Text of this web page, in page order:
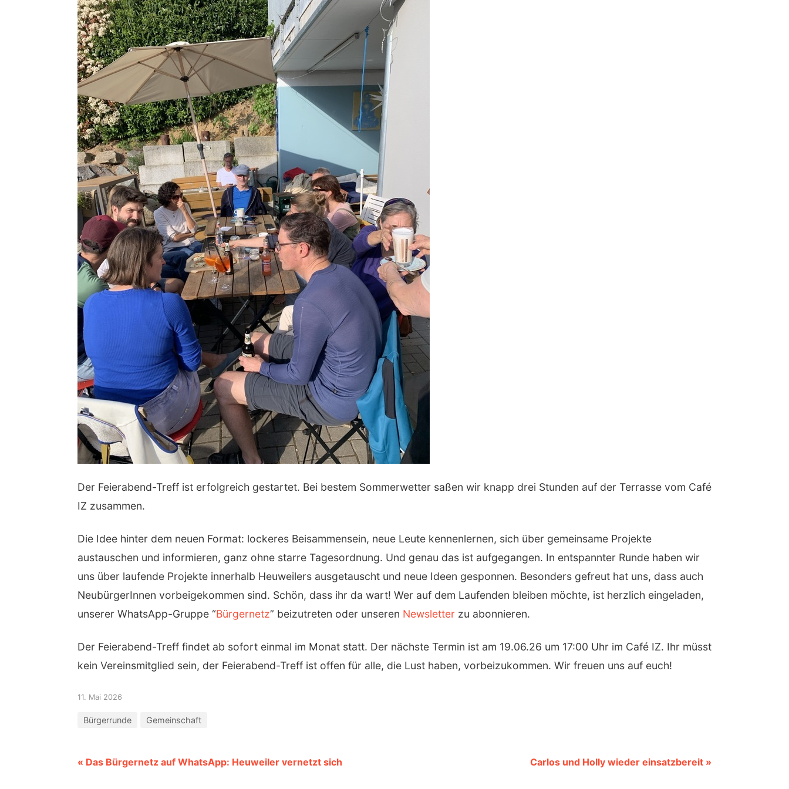
Der Feierabend-Treff ist erfolgreich gestartet. Bei bestem Sommerwetter saßen wir knapp drei Stunden auf der Terrasse vom Café
IZ zusammen.
Die Idee hinter dem neuen Format: lockeres Beisammensein, neue Leute kennenlernen, sich über gemeinsame Projekte
austauschen und informieren, ganz ohne starre Tagesordnung. Und genau das ist aufgegangen. In entspannter Runde haben wir
uns über laufende Projekte innerhalb Heuweilers ausgetauscht und neue Ideen gesponnen. Besonders gefreut hat uns, dass auch
NeubürgerInnen vorbeigekommen sind. Schön, dass ihr da wart! Wer auf dem Laufenden bleiben möchte, ist herzlich eingeladen,
unserer WhatsApp-Gruppe “Bürgernetz” beizutreten oder unseren Newsletter zu abonnieren.
Der Feierabend-Treff findet ab sofort einmal im Monat statt. Der nächste Termin ist am 19.06.26 um 17:00 Uhr im Café IZ. Ihr müsst
kein Vereinsmitglied sein, der Feierabend-Treff ist offen für alle, die Lust haben, vorbeizukommen. Wir freuen uns auf euch!
11. Mai 2026
Bürgerrunde Gemeinschaft
« Das Bürgernetz auf WhatsApp: Heuweiler vernetzt sich Carlos und Holly wieder einsatzbereit »